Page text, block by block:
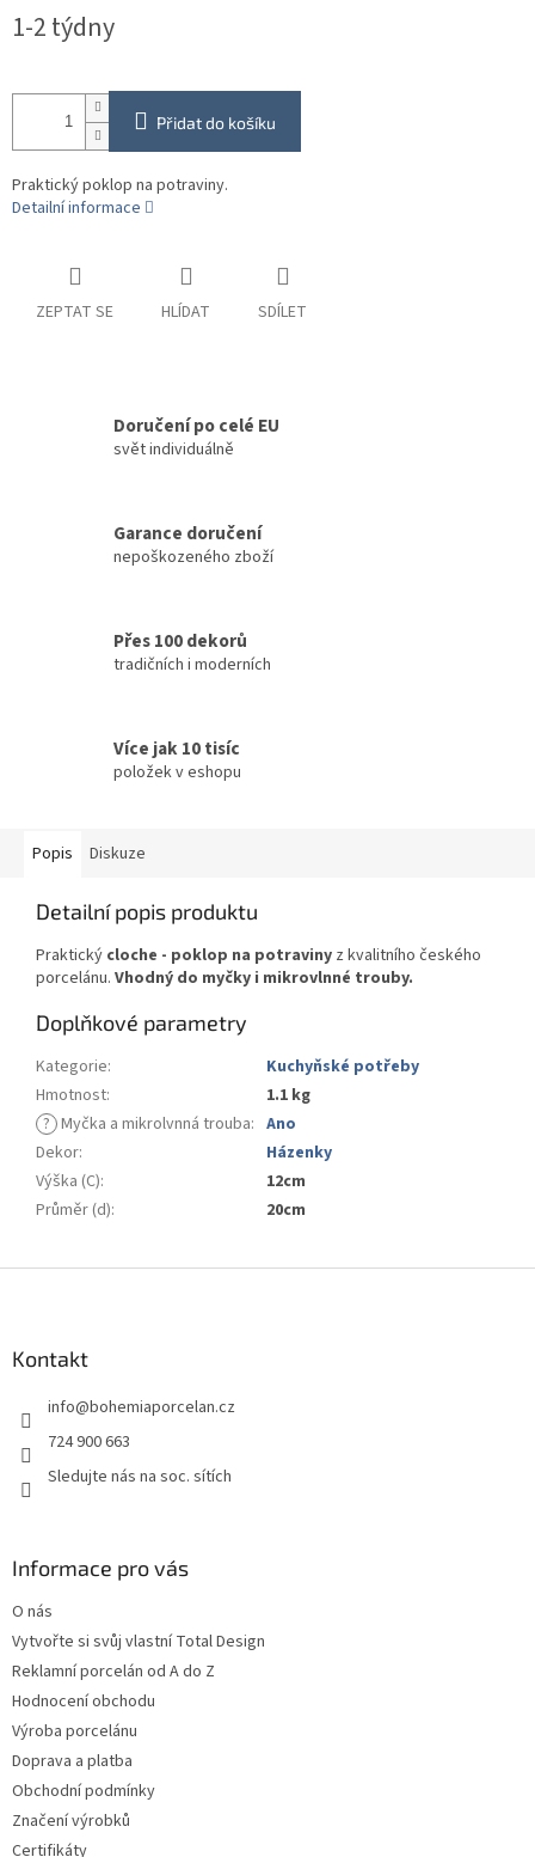
cena:
1-2 týdny
Přidat do košíku
Praktický poklop na potraviny.
Detailní informace
ZEPTAT SE HLÍDAT SDÍLET
Doručení po celé EU
svět individuálně
Garance doručení
nepoškozeného zboží
Přes 100 dekorů
tradičních i moderních
Více jak 10 tisíc
položek v eshopu
Popis Diskuze
Detailní popis produktu
Praktický cloche - poklop na potraviny z kvalitního českého
porcelánu. Vhodný do myčky i mikrovlnné trouby.
Doplňkové parametry
Kategorie:
Kuchyňské potřeby
Hmotnost:
1.1 kg
? Myčka a mikrolvnná trouba: Ano
Dekor:
Házenky
Výška (C):
12cm
Průměr (d): 20cm
Kontakt
info@bohemiaporcelan.cz
724 900 663
Sledujte nás na soc. sítích
Informace pro vás
O nás
Vytvořte si svůj vlastní Total Design
Reklamní porcelán od A do Z
Hodnocení obchodu
Výroba porcelánu
Doprava a platba
Obchodní podmínky
Značení výrobků
Certifikáty